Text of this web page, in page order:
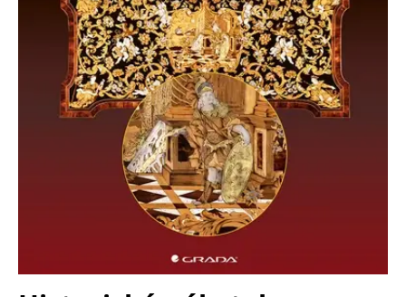
Nezaradené súbory
Nevyhnutné súbory cookie umožňujú základné funkcie webovej stránky,
ako je prihlásenie používateľa a správa účtu. Bez nevyhnutných súborov
cookie nie je možné webové stránky správne používať.
Názov
Poskytovateľ /
Doména
Platnosť
končí
Popis
ASP.NET_SessionId
Microsoft
Corporation
www.grada.sk
Zavřením
prohlížeče
Cloudflare Inc.
.heureka.cz
používá k